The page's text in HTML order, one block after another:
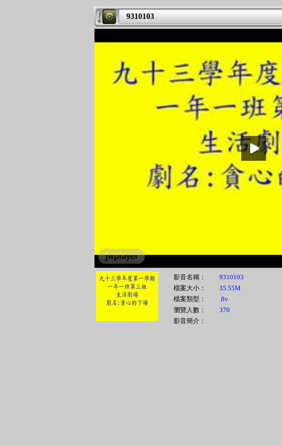
9310103
影音名稱：
9310103
檔案大小：
35.55M
檔案類型：
.flv
瀏覽人數：
370
影音簡介：